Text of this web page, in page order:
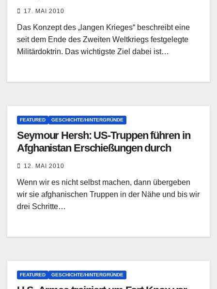
17. MAI 2010
Das Konzept des „langen Krieges“ beschreibt eine
seit dem Ende des Zweiten Weltkriegs festgelegte
Militärdoktrin. Das wichtigste Ziel dabei ist…
FEATURED GESCHICHTE/HINTERGRÜNDE
Seymour Hersh: US-Truppen führen in
Afghanistan Erschießungen durch
12. MAI 2010
Wenn wir es nicht selbst machen, dann übergeben
wir sie afghanischen Truppen in der Nähe und bis wir
drei Schritte…
FEATURED GESCHICHTE/HINTERGRÜNDE